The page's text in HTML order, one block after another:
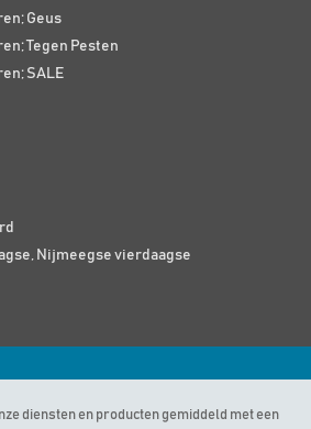
Geus
Tegen Pesten
SALE
Nijmeegse vierdaagse
diensten en producten gemiddeld met een